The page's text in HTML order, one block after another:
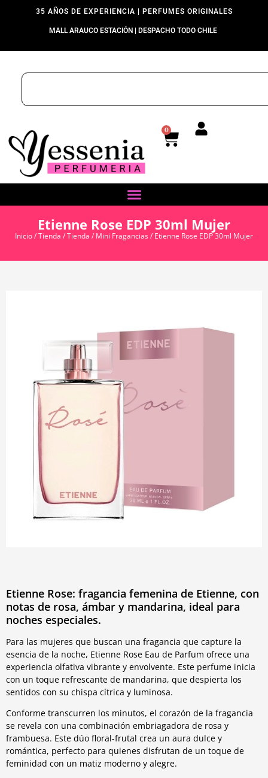
35 AÑOS DE EXPERIENCIA | PERFUMES ORIGINALES
MALL ARAUCO ESTACIÓN | DESPACHO TODO CHILE
0
Etienne Rose EDP 30ml Mujer
Inicio/Tienda /Tienda / Mini Fragancias/ Etienne Rose EDP 30ml Mujer
Etienne Rose: fragancia femenina de Etienne, con
notas de rosa, ámbar y mandarina, ideal para
noches especiales.
Para las mujeres que buscan una fragancia que capture la
esencia de la noche, Etienne Rose Eau de Parfum ofrece una
experiencia olfativa vibrante y envolvente. Este perfume inicia
con un toque refrescante de mandarina, que despierta los
sentidos con su chispa cítrica y luminosa.
Conforme transcurren los minutos, el corazón de la fragancia
se revela con una combinación embriagadora de rosa y
frambuesa. Este dúo floral-frutal crea un aura dulce y
romántica, perfecto para quienes disfrutan de un toque de
feminidad con un matiz moderno y alegre.